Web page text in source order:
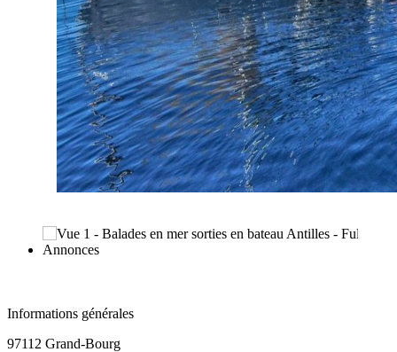
Informations générales
97112 Grand-Bourg